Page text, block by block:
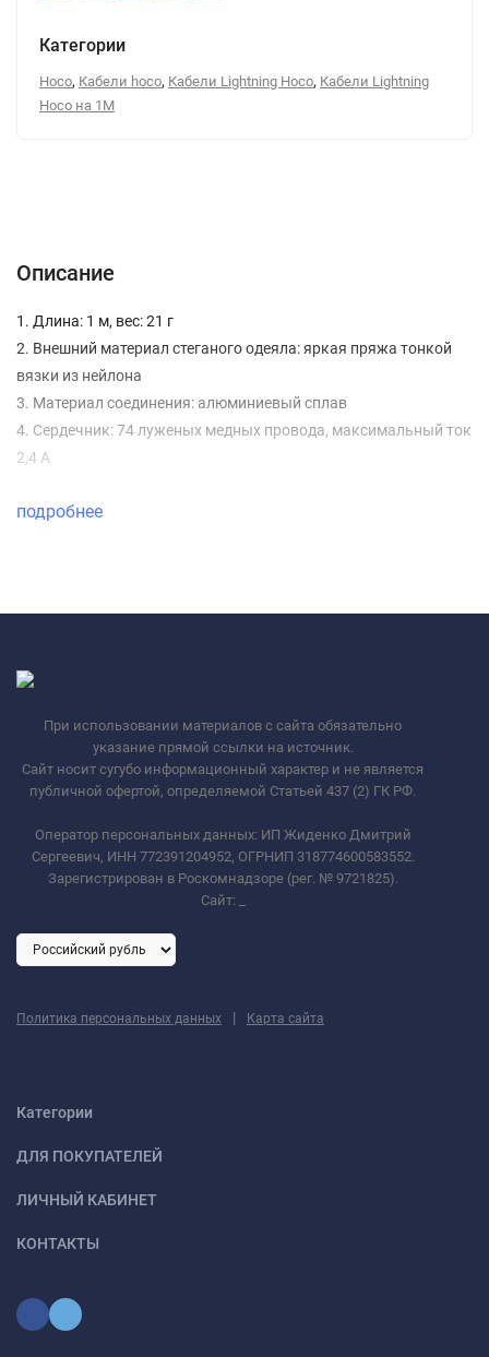
Категории
Hoco, Кабели hoco, Кабели Lightning Hoco, Кабели Lightning
Hoco на 1М
Описание
1. Длина: 1 м, вес: 21 г
2. Внешний материал стеганого одеяла: яркая пряжа тонкой
вязки из нейлона
3. Материал соединения: алюминиевый сплав
4. Сердечник: 74 луженых медных провода, максимальный ток
2,4 А
подробнее
При использовании материалов с сайта обязательно
указание прямой ссылки на источник.
Сайт носит сугубо информационный характер и не является
публичной офертой, определяемой Статьей 437 (2) ГК РФ.
Оператор персональных данных: ИП Жиденко Дмитрий
Сергеевич, ИНН 772391204952, ОГРНИП 318774600583552.
Зарегистрирован в Роскомнадзоре (рег. № 9721825).
Сайт:
Политика персональных данных | Карта сайта
Категории
ДЛЯ ПОКУПАТЕЛЕЙ
ЛИЧНЫЙ КАБИНЕТ
КОНТАКТЫ